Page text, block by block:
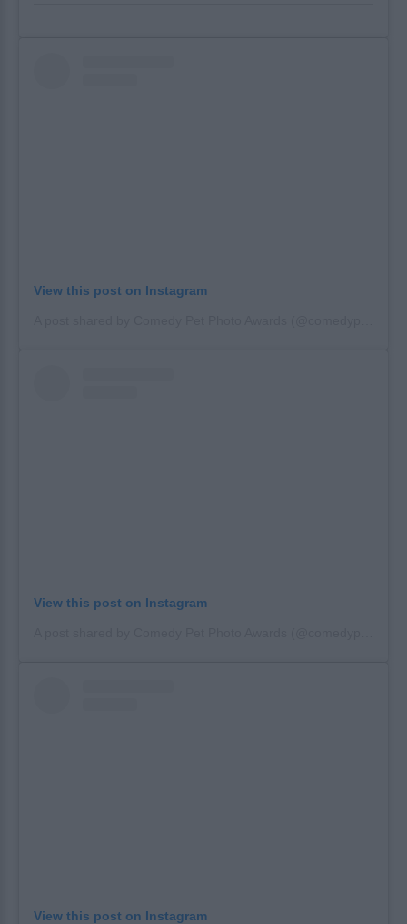
View this post on Instagram
View this post on Instagram
View this post on Instagram